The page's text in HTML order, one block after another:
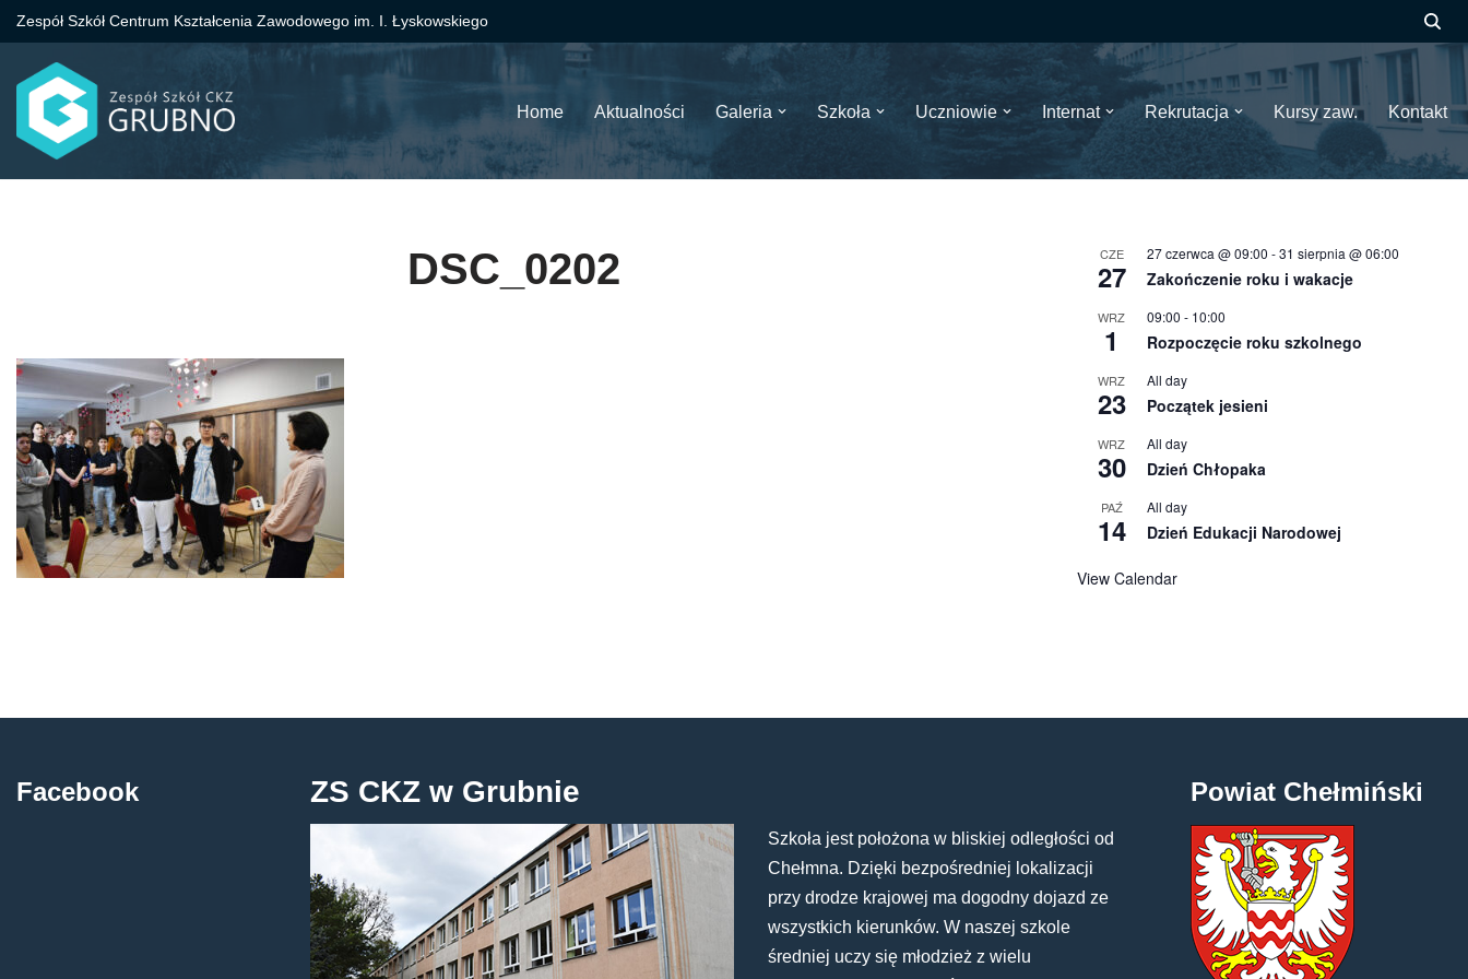
Przejdź
do
treści
Zespół Szkół Centrum Kształcenia Zawodowego im. I. Łyskowskiego
Home Aktualności Galeria Szkoła Uczniowie Internat Rekrutacja Kursy zaw. Kontakt
DSC_0202 CZE
27
27 czerwca @ 09:00 -31 sierpnia @ 06:00
Zakończenie roku i wakacje
WRZ
1
09:00 - 10:00
Rozpoczęcie roku szkolnego
WRZ
23
All day
Początek jesieni
WRZ
30
All day
Dzień Chłopaka
PAŹ
14
All day
Dzień Edukacji Narodowej
View Calendar
Facebook ZS CKZ w Grubnie
Szkoła jest położona w bliskiej odległości od
Chełmna. Dzięki bezpośredniej lokalizacji
przy drodze krajowej ma dogodny dojazd ze
wszystkich kierunków. W naszej szkole
średniej uczy się młodzież z wielu
Powiat Chełmiński